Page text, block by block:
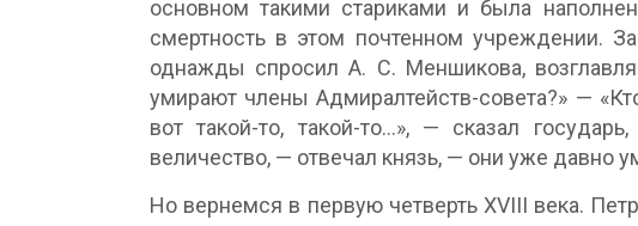
основном такими стариками и была
смертность в этом почтенном учреждении.
однажды спросил А. С. Меншикова,
умирают члены Адмиралтейств-совета?» —
вот такой-то, такой-то…», — сказал
величество, — отвечал князь, — они уже давно
Но вернемся в первую четверть XVIII века.